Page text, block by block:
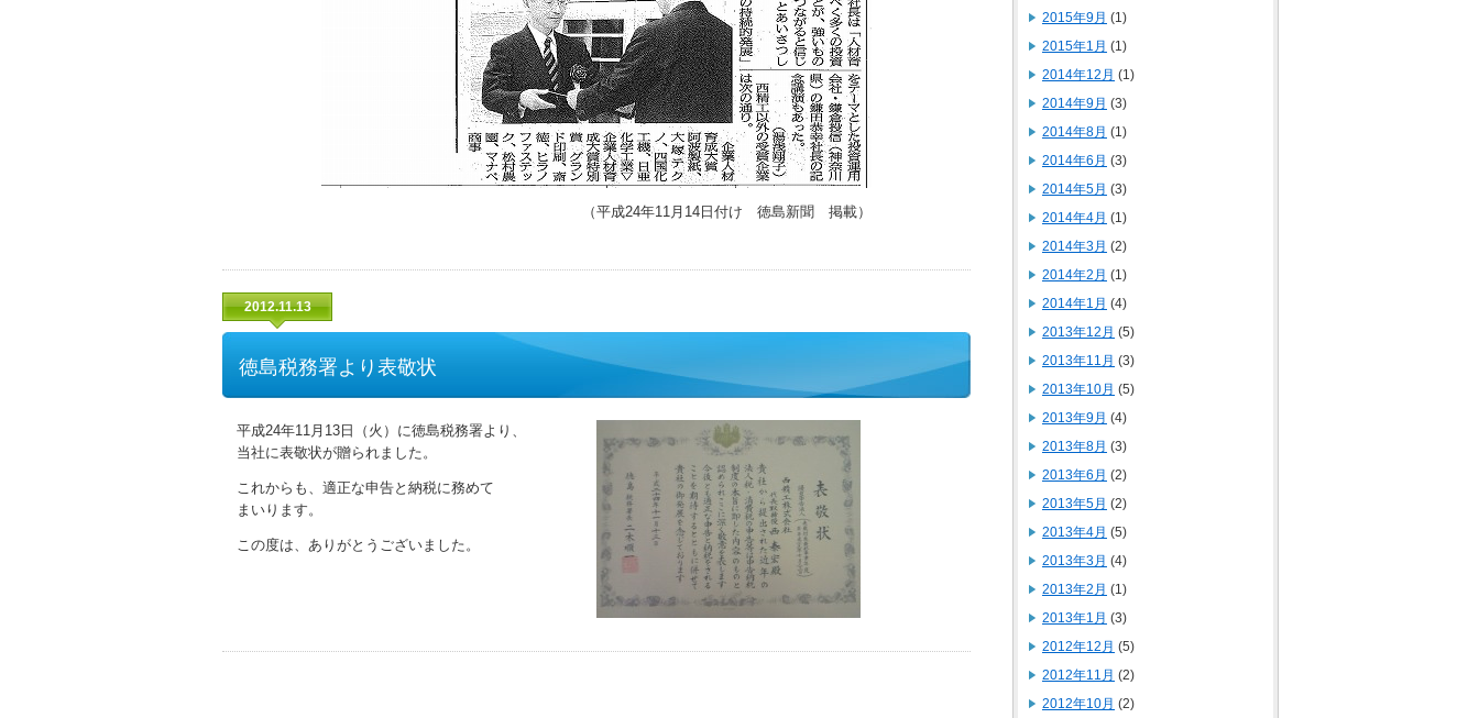
（平成24年11月14日付け 徳島新聞 掲載）
2012.11.13
徳島税務署より表敬状
平成24年11月13日（火）に徳島税務署より、
当社に表敬状が贈られました。
これからも、適正な申告と納税に務めて
まいります。
この度は、ありがとうございました。
2015年9月 (1)
2015年1月 (1)
2014年12月 (1)
2014年9月 (3)
2014年8月 (1)
2014年6月 (3)
2014年5月 (3)
2014年4月 (1)
2014年3月 (2)
2014年2月 (1)
2014年1月 (4)
2013年12月 (5)
2013年11月 (3)
2013年10月 (5)
2013年9月 (4)
2013年8月 (3)
2013年6月 (2)
2013年5月 (2)
2013年4月 (5)
2013年3月 (4)
2013年2月 (1)
2013年1月 (3)
2012年12月 (5)
2012年11月 (2)
2012年10月 (2)